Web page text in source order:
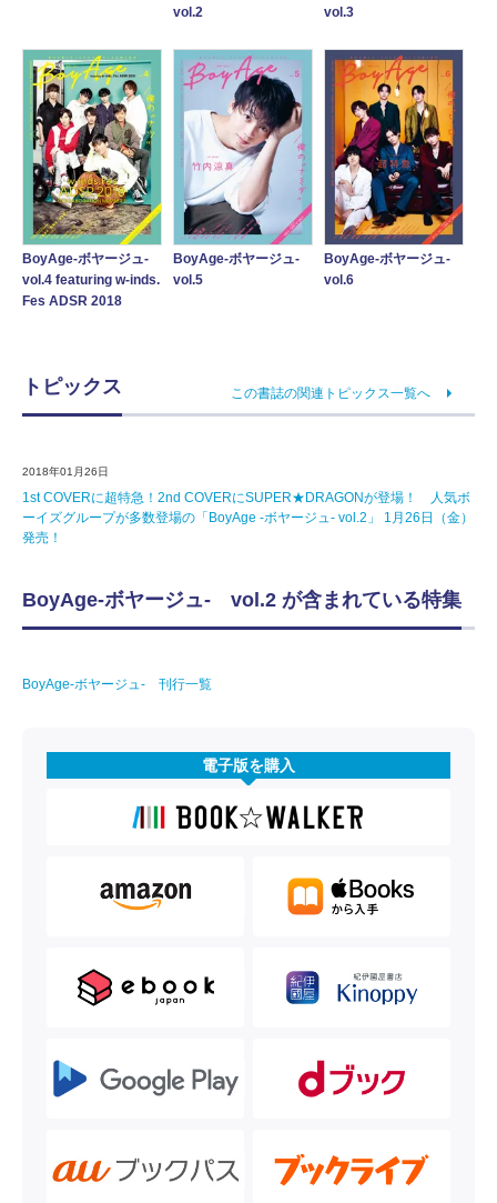
vol.2
vol.3
BoyAge-ボヤージュ-
vol.4 featuring w-inds.
Fes ADSR 2018
BoyAge-ボヤージュ-
vol.5
BoyAge-ボヤージュ-
vol.6
トピックス この書誌の関連トピックス一覧へ
2018年01月26日
1st COVERに超特急！2nd COVERにSUPER★DRAGONが登場！ 人気ボ
ーイズグループが多数登場の「BoyAge -ボヤージュ- vol.2」 1月26日（金）
発売！
BoyAge-ボヤージュ- vol.2 が含まれている特集
BoyAge-ボヤージュ- 刊行一覧
電子版を購入